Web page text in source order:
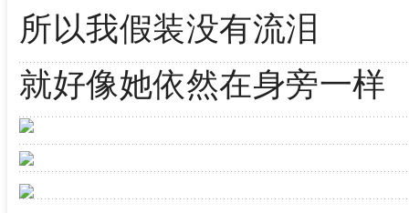
所以我假装没有流泪
就好像她依然在身旁一样